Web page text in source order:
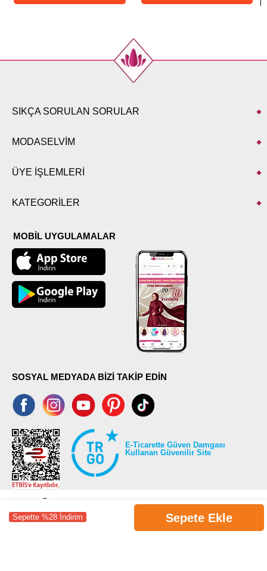
Sepette %28 İndirim Sepete Ekle
SIKÇA SORULAN SORULAR
MODASELVİM
ÜYE İŞLEMLERİ
KATEGORİLER
MOBİL UYGULAMALAR
SOSYAL MEDYADA BİZİ TAKİP EDİN
E-Ticarette Güven Damgası
Kullanan Güvenilir Site
©2026 Tüm modaselvim.com hakları saklıdır.